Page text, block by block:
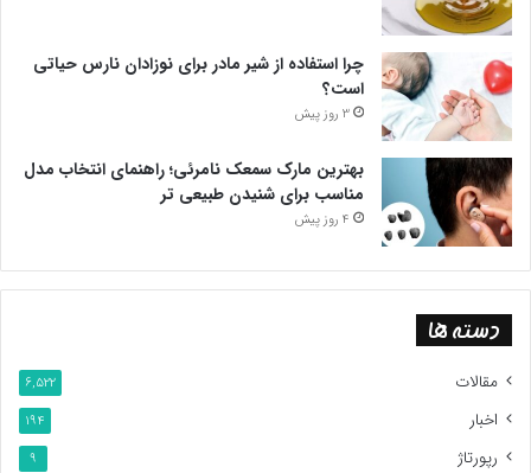
چرا استفاده از شیر مادر برای نوزادان نارس حیاتی
است؟
3 روز پیش
بهترین مارک سمعک نامرئی؛ راهنمای انتخاب مدل
مناسب برای شنیدن طبیعی تر
4 روز پیش
دسته ها
مقالات 6,522
اخبار 194
رپورتاژ 9